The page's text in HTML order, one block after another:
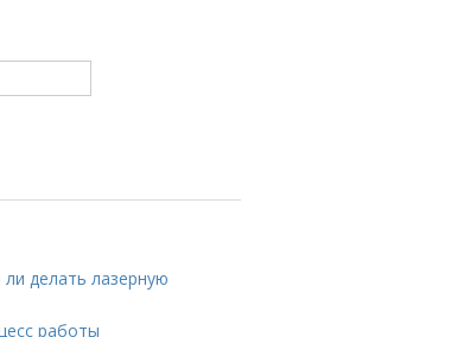
делать лазерную
работы